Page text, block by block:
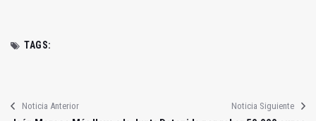
TAGS:
Noticia Anterior Noticia Siguiente